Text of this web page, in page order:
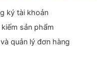
ký tài khoản
sản phẩm
quản lý đơn hàng